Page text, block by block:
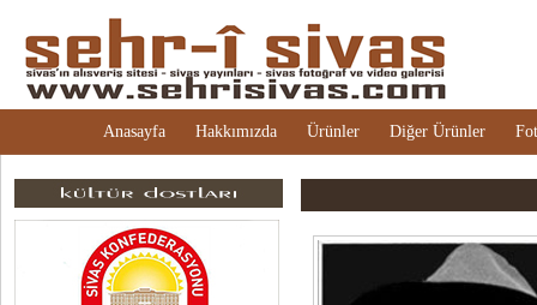
Anasayfa Hakkımızda Ürünler Diğer Ürünler